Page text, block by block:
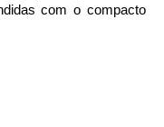
com o compacto